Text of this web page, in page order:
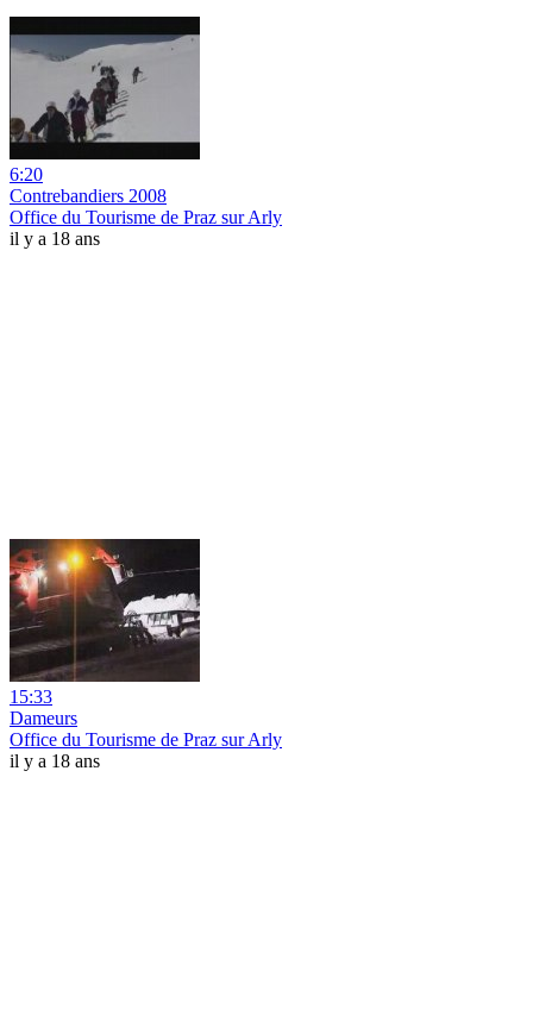
6:20
Contrebandiers 2008
Office du Tourisme de Praz sur Arly
il y a 18 ans
15:33
Dameurs
Office du Tourisme de Praz sur Arly
il y a 18 ans